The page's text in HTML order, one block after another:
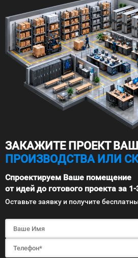
ЗАКАЖИТЕ ПРОЕКТ
ПРОИЗВОДСТВА ИЛИ
Спроектируем Ваше помещение
от идей до готового проекта за
Оставьте заявку и получите